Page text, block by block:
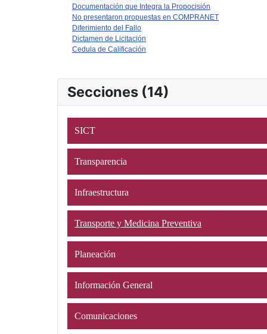
Documentación que Integra la Propocisión
No presentaron propuestas en COMPRANET
Diferimiento del Fallo
Dictamen de Licitación
Cedula de Calificación
Secciones (14)
SICT
Transparencia
Infraestructura
Transporte y Medicina Preventiva
Planeación
Información General
Comunicaciones